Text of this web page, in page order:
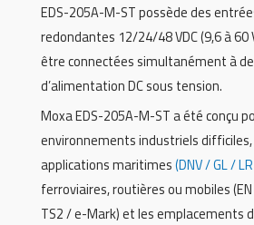
EDS-205A-M-ST possède des
redondantes 12/24/48 VDC (9,6 à 60
être connectées simultanément à
d’alimentation DC sous tension.
Moxa EDS-205A-M-ST a été conçu
environnements industriels
applications maritimes(DNV / GL /
ferroviaires, routières ou mobiles
TS2 / e-Mark) et les emplacements